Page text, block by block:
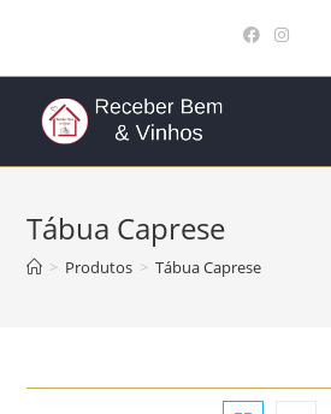
o
conteúdo
Tábua Caprese
> Produtos > Tábua Caprese